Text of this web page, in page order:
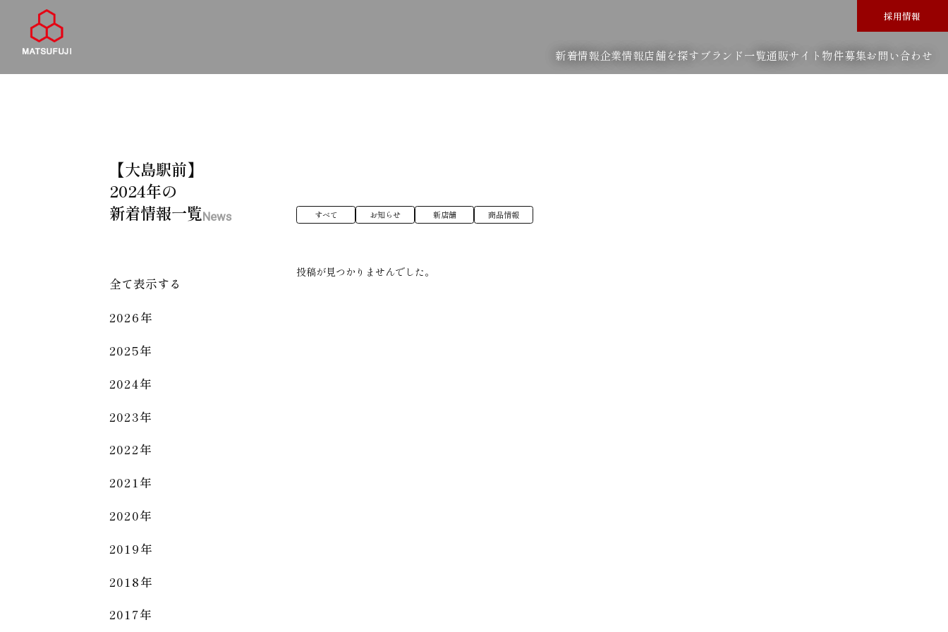
採用情報
新着情報企業情報店舗を探す ブランド一覧通販サイト 物件募集お問い合わせ
【大島駅前】
2024年の
新着情報一覧News すべて お知らせ 新店舗 商品情報
投稿が見つかりませんでした。
全て表示する
2026年
2025年
2024年
2023年
2022年
2021年
2020年
2019年
2018年
2017年